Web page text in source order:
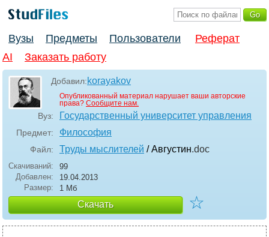
Вузы Предметы Пользователи
Реферат
AI
Заказать работу
Добавил:korayakov
Опубликованный материал нарушает ваши авторские
права? Сообщите нам.
Вуз: Государственный университет управления
Предмет: Философия
Файл: Труды мыслителей / Августин.doc
Скачиваний:
99
Добавлен:
19.04.2013
Размер:
1 Мб
Скачать ☆